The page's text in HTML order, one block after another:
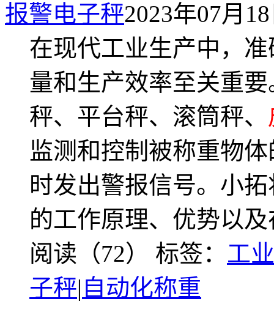
报警电子秤2023年07月
在现代工业生产中，
量和生产效率至关重
秤、平台秤、滚筒秤、
监测和控制被称重物
时发出警报信号。小
的工作原理、优势以
阅读（72） 标签： 工
子秤| 自动化称重